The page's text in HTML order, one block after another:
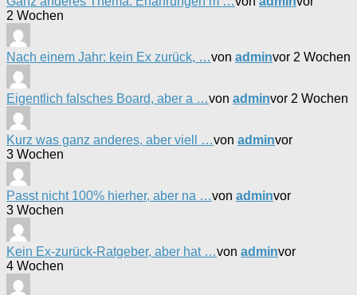
2 Wochen
Nach einem Jahr: kein Ex zurück, …von adminvor 2 Wochen
Eigentlich falsches Board, aber a …von adminvor 2 Wochen
Kurz was ganz anderes, aber viell …von adminvor
3 Wochen
Passt nicht 100% hierher, aber na …von adminvor
3 Wochen
Kein Ex-zurück-Ratgeber, aber hat …von adminvor
4 Wochen